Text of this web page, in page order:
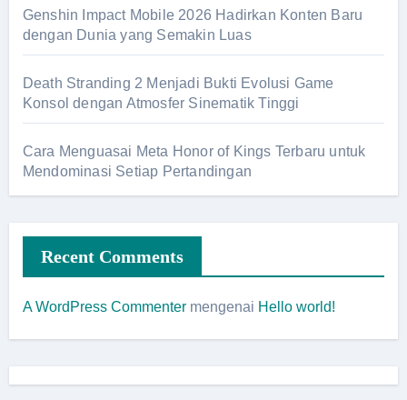
Genshin Impact Mobile 2026 Hadirkan Konten Baru
dengan Dunia yang Semakin Luas
Death Stranding 2 Menjadi Bukti Evolusi Game
Konsol dengan Atmosfer Sinematik Tinggi
Cara Menguasai Meta Honor of Kings Terbaru untuk
Mendominasi Setiap Pertandingan
Recent Comments
A WordPress Commentermengenai Hello world!